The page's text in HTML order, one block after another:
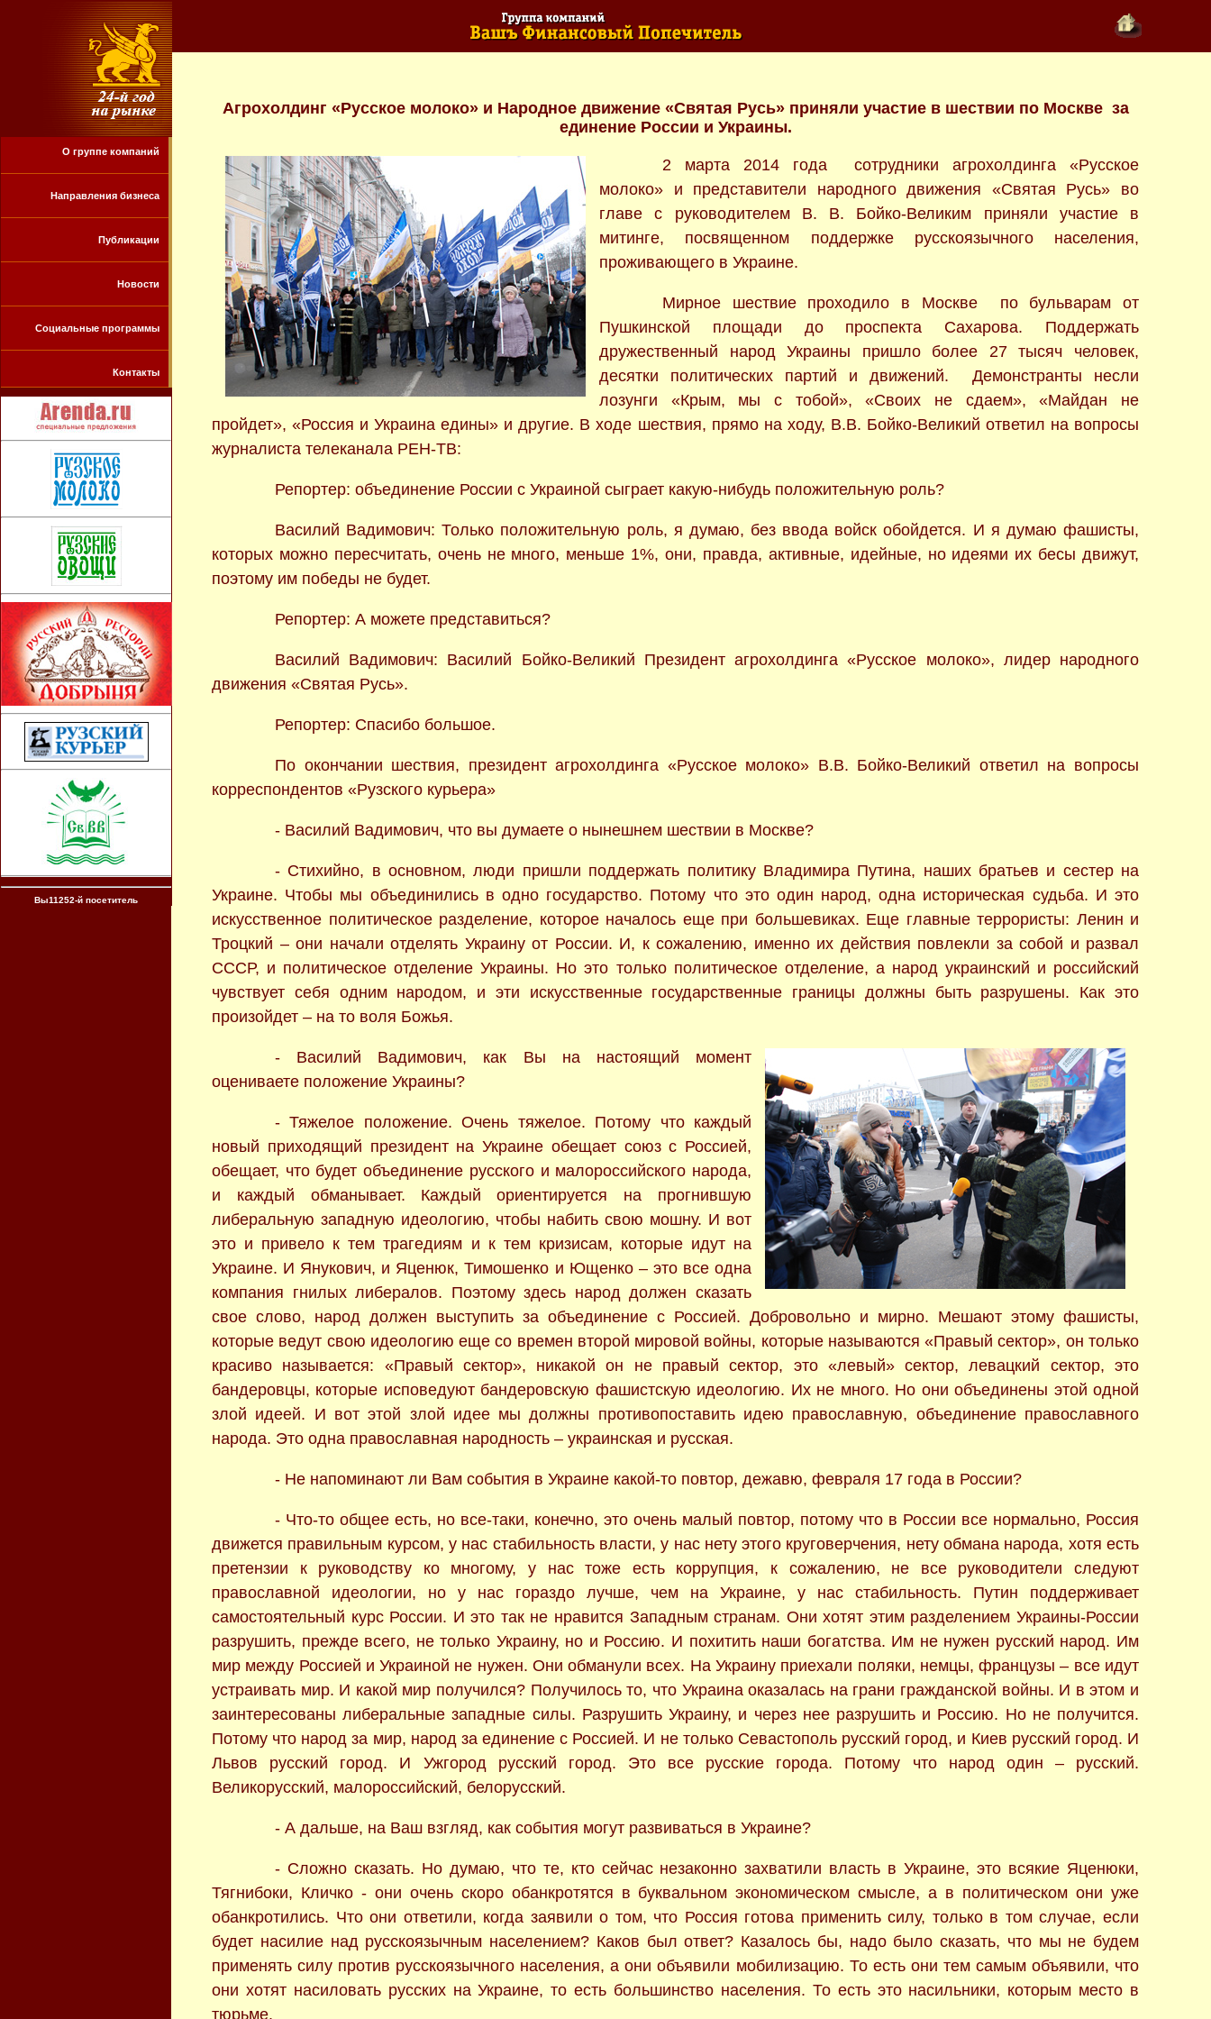
О группе компаний
Направления бизнеса
Публикации
Новости
Социальные программы
Контакты
Вы11252-й посетитель
Агрохолдинг «Русское молоко» и Народное движение «Святая Русь» приняли участие в шествии по Москве за
единение России и Украины.
2 марта 2014 года сотрудники агрохолдинга «Русское
молоко» и представители народного движения «Святая Русь» во
главе с руководителем В. В. Бойко-Великим приняли участие в
митинге, посвященном поддержке русскоязычного населения,
проживающего в Украине.
Мирное шествие проходило в Москве по бульварам от
Пушкинской площади до проспекта Сахарова. Поддержать
дружественный народ Украины пришло более 27 тысяч человек,
десятки политических партий и движений. Демонстранты несли
лозунги «Крым, мы с тобой», «Своих не сдаем», «Майдан не
пройдет», «Россия и Украина едины» и другие. В ходе шествия, прямо на ходу, В.В. Бойко-Великий ответил на вопросы
журналиста телеканала РЕН-ТВ:
Репортер: объединение России с Украиной сыграет какую-нибудь положительную роль?
Василий Вадимович: Только положительную роль, я думаю, без ввода войск обойдется. И я думаю фашисты,
которых можно пересчитать, очень не много, меньше 1%, они, правда, активные, идейные, но идеями их бесы движут,
поэтому им победы не будет.
Репортер: А можете представиться?
Василий Вадимович: Василий Бойко-Великий Президент агрохолдинга «Русское молоко», лидер народного
движения «Святая Русь».
Репортер: Спасибо большое.
По окончании шествия, президент агрохолдинга «Русское молоко» В.В. Бойко-Великий ответил на вопросы
корреспондентов «Рузского курьера»
- Василий Вадимович, что вы думаете о нынешнем шествии в Москве?
- Стихийно, в основном, люди пришли поддержать политику Владимира Путина, наших братьев и сестер на
Украине. Чтобы мы объединились в одно государство. Потому что это один народ, одна историческая судьба. И это
искусственное политическое разделение, которое началось еще при большевиках. Еще главные террористы: Ленин и
Троцкий – они начали отделять Украину от России. И, к сожалению, именно их действия повлекли за собой и развал
СССР, и политическое отделение Украины. Но это только политическое отделение, а народ украинский и российский
чувствует себя одним народом, и эти искусственные государственные границы должны быть разрушены. Как это
произойдет – на то воля Божья.
- Василий Вадимович, как Вы на настоящий момент
оцениваете положение Украины?
- Тяжелое положение. Очень тяжелое. Потому что каждый
новый приходящий президент на Украине обещает союз с Россией,
обещает, что будет объединение русского и малороссийского народа,
и каждый обманывает. Каждый ориентируется на прогнившую
либеральную западную идеологию, чтобы набить свою мошну. И вот
это и привело к тем трагедиям и к тем кризисам, которые идут на
Украине. И Янукович, и Яценюк, Тимошенко и Ющенко – это все одна
компания гнилых либералов. Поэтому здесь народ должен сказать
свое слово, народ должен выступить за объединение с Россией. Добровольно и мирно. Мешают этому фашисты,
которые ведут свою идеологию еще со времен второй мировой войны, которые называются «Правый сектор», он только
красиво называется: «Правый сектор», никакой он не правый сектор, это «левый» сектор, левацкий сектор, это
бандеровцы, которые исповедуют бандеровскую фашистскую идеологию. Их не много. Но они объединены этой одной
злой идеей. И вот этой злой идее мы должны противопоставить идею православную, объединение православного
народа. Это одна православная народность – украинская и русская.
- Не напоминают ли Вам события в Украине какой-то повтор, дежавю, февраля 17 года в России?
- Что-то общее есть, но все-таки, конечно, это очень малый повтор, потому что в России все нормально, Россия
движется правильным курсом, у нас стабильность власти, у нас нету этого круговерчения, нету обмана народа, хотя есть
претензии к руководству ко многому, у нас тоже есть коррупция, к сожалению, не все руководители следуют
православной идеологии, но у нас гораздо лучше, чем на Украине, у нас стабильность. Путин поддерживает
самостоятельный курс России. И это так не нравится Западным странам. Они хотят этим разделением Украины-России
разрушить, прежде всего, не только Украину, но и Россию. И похитить наши богатства. Им не нужен русский народ. Им
мир между Россией и Украиной не нужен. Они обманули всех. На Украину приехали поляки, немцы, французы – все идут
устраивать мир. И какой мир получился? Получилось то, что Украина оказалась на грани гражданской войны. И в этом и
заинтересованы либеральные западные силы. Разрушить Украину, и через нее разрушить и Россию. Но не получится.
Потому что народ за мир, народ за единение с Россией. И не только Севастополь русский город, и Киев русский город. И
Львов русский город. И Ужгород русский город. Это все русские города. Потому что народ один – русский.
Великорусский, малороссийский, белорусский.
- А дальше, на Ваш взгляд, как события могут развиваться в Украине?
- Сложно сказать. Но думаю, что те, кто сейчас незаконно захватили власть в Украине, это всякие Яценюки,
Тягнибоки, Кличко - они очень скоро обанкротятся в буквальном экономическом смысле, а в политическом они уже
обанкротились. Что они ответили, когда заявили о том, что Россия готова применить силу, только в том случае, если
будет насилие над русскоязычным населением? Каков был ответ? Казалось бы, надо было сказать, что мы не будем
применять силу против русскоязычного населения, а они объявили мобилизацию. То есть они тем самым объявили, что
они хотят насиловать русских на Украине, то есть большинство населения. То есть это насильники, которым место в
тюрьме.